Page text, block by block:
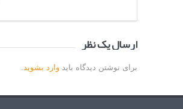
ارسال یک نظر
برای نوشتن دیدگاه بایدوارد بشوید